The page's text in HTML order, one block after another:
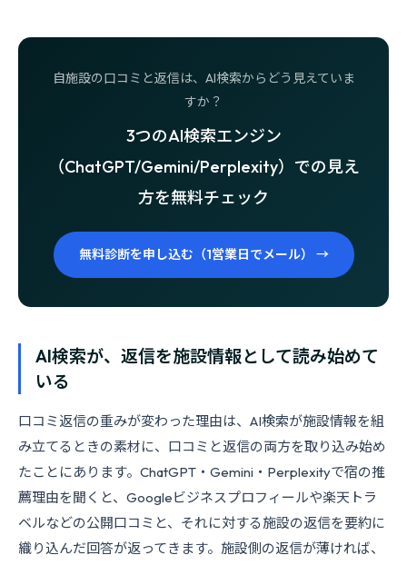
自施設の口コミと返信は、AI検索からどう見えていま
すか？
3つのAI検索エンジン
（ChatGPT/Gemini/Perplexity）での見え
方を無料チェック
無料診断を申し込む（1営業日でメール） →
AI検索が、返信を施設情報として読み始めて
いる
口コミ返信の重みが変わった理由は、AI検索が施設情報を組
み立てるときの素材に、口コミと返信の両方を取り込み始め
たことにあります。ChatGPT・Gemini・Perplexityで宿の推
薦理由を聞くと、Googleビジネスプロフィールや楽天トラ
ベルなどの公開口コミと、それに対する施設の返信を要約に
織り込んだ回答が返ってきます。施設側の返信が薄ければ、